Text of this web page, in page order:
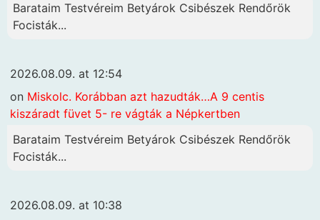
Barataim Testvéreim Betyárok Csibészek Rendőrök
Focisták...
2026.08.09. at 12:54
on Miskolc. Korábban azt hazudták…A 9 centis
kiszáradt füvet 5- re vágták a Népkertben
Barataim Testvéreim Betyárok Csibészek Rendőrök
Focisták...
2026.08.09. at 10:38